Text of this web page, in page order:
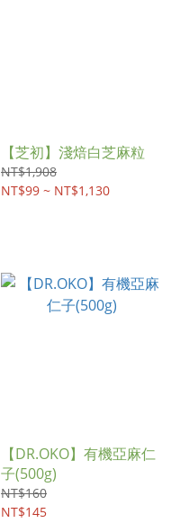
【芝初】淺焙白芝麻粒
NT$1,908
NT$99 ~ NT$1,130
【DR.OKO】有機亞麻仁
子(500g)
NT$160
NT$145